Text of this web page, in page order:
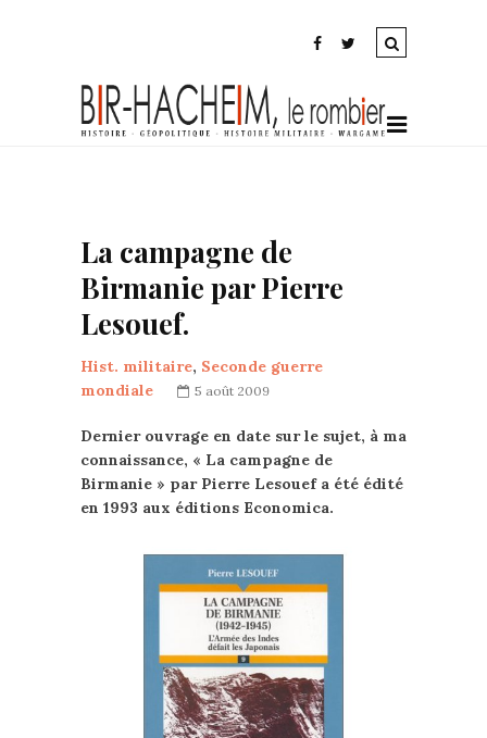
La campagne de
Birmanie par Pierre
Lesouef.
Hist. militaire, Seconde guerre
mondiale
5 août 2009
Dernier ouvrage en date sur le sujet, à ma
connaissance, « La campagne de
Birmanie » par Pierre Lesouef a été édité
en 1993 aux éditions Economica.